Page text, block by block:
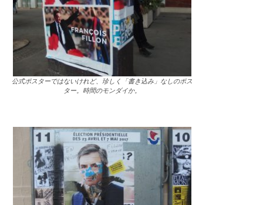
公式ポスターではないけれど、珍しく「書き込み」なしのポス
ター。時間のモンダイか。